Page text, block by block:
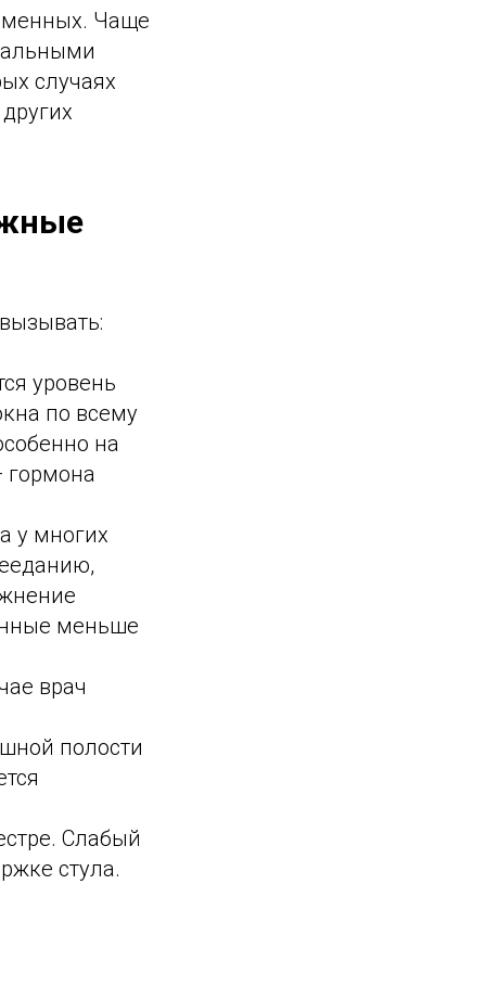
Чаще
случаях
уровень
по всему
на
гормона
у многих
меньше
врач
полости
Слабый
стула.